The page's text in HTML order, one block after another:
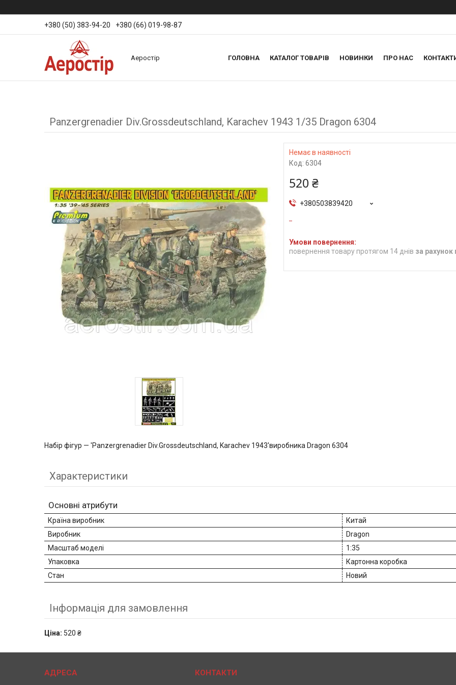
+380 (50) 383-94-20 +380 (66) 019-98-87
Аеростір ГОЛОВНА КАТАЛОГ ТОВАРІВ НОВИНКИ ПРО НАС
Panzergrenadier Div.Grossdeutschland, Karachev 1943 1/35 Dragon 6304
Немає в наявності
Код: 6304
520 ₴
+380503839420
повернення товару протягом 14 днів за рахунок
Набір фігур — 'Panzergrenadier Div.Grossdeutschland, Karachev 1943'виробника Dragon 6304
Характеристики
Основні атрибути
Країна виробник
Китай
Виробник
Dragon
Масштаб моделі
1:35
Упаковка
Картонна коробка
Стан
Новий
Інформація для замовлення
Ціна: 520 ₴